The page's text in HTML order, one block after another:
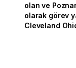
olan ve
olarak görev
Cleveland